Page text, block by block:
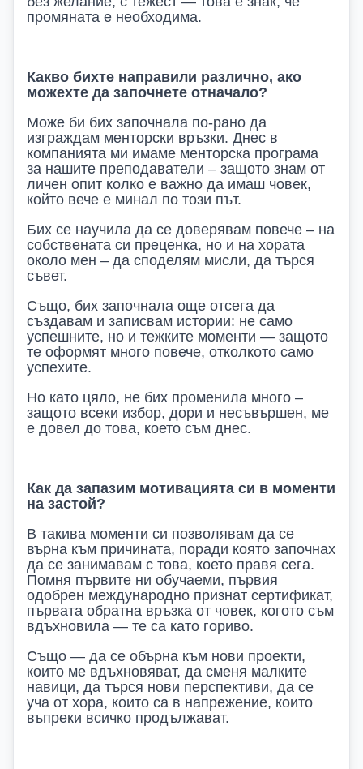
промяната е необходима.
Какво бихте направили различно, ако
можехте да започнете отначало?
Може би бих започнала по-рано да
изграждам менторски връзки. Днес в
компанията ми имаме менторска програма
за нашите преподаватели – защото знам от
личен опит колко е важно да имаш човек,
който вече е минал по този път.
Бих се научила да се доверявам повече – на
собствената си преценка, но и на хората
около мен – да споделям мисли, да търся
съвет.
Също, бих започнала още отсега да
създавам и записвам истории: не само
успешните, но и тежките моменти — защото
те оформят много повече, отколкото само
успехите.
Но като цяло, не бих променила много –
защото всеки избор, дори и несъвършен, ме
е довел до това, което съм днес.
Как да запазим мотивацията си в моменти
на застой?
В такива моменти си позволявам да се
върна към причината, поради която започнах
да се занимавам с това, което правя сега.
Помня първите ни обучаеми, първия
одобрен международно признат сертификат,
първата обратна връзка от човек, когото съм
вдъхновила — те са като гориво.
Също — да се обърна към нови проекти,
които ме вдъхновяват, да сменя малките
навици, да търся нови перспективи, да се
уча от хора, които са в напрежение, които
въпреки всичко продължават.